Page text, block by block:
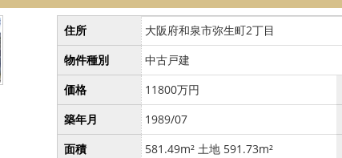
住所
大阪府和泉市弥生町2丁目
物件種別
中古戸建
価格
11800万円
築年月
1989/07
面積
581.49m² 土地 591.73m²